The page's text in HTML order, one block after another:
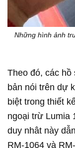
Những hình ảnh
Theo đó, các hồ
bản nói trên dự
biệt trong thiết
ngoại trừ Lumia
duy nhât này
RM-1064 và